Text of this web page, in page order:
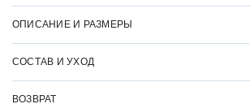
ОПИСАНИЕ И РАЗМЕРЫ
СОСТАВ И УХОД
ВОЗВРАТ